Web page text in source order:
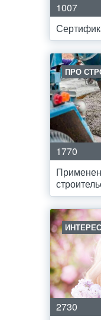
1007
ПРО
1770
2730